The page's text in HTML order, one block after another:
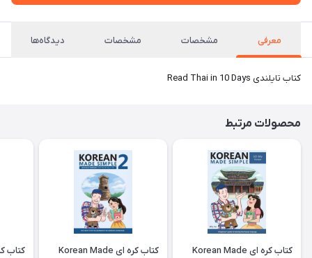
معرفی مشخصات مشخصات دیدگاه‌ها
کتاب تایلندی Read Thai in 10 Days
محصولات مرتبط
کتاب کره ای Korean Made
کتاب کره ای Korean Made